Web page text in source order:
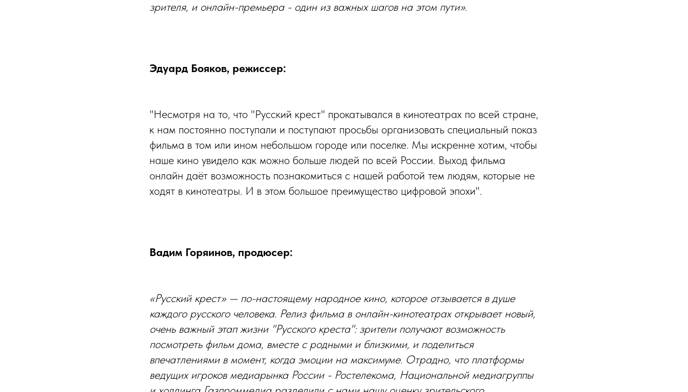
зрителя, и онлайн-премьера - один из важных шагов на этом пути».
Эдуард Бояков, режиссер:
"Несмотря на то, что "Русский крест" прокатывался в кинотеатрах по всей стране,
к нам постоянно поступали и поступают просьбы организовать специальный показ
фильма в том или ином небольшом городе или поселке. Мы искренне хотим, чтобы
наше кино увидело как можно больше людей по всей России. Выход фильма
онлайн даёт возможность познакомиться с нашей работой тем людям, которые не
ходят в кинотеатры. И в этом большое преимущество цифровой эпохи".
Вадим Горяинов, продюсер:
«Русский крест» — по-настоящему народное кино, которое отзывается в душе
каждого русского человека. Релиз фильма в онлайн-кинотеатрах открывает новый,
очень важный этап жизни "Русского креста": зрители получают возможность
посмотреть фильм дома, вместе с родными и близкими, и поделиться
впечатлениями в момент, когда эмоции на максимуме. Отрадно, что платформы
ведущих игроков медиарынка России - Ростелекома, Национальной медиагруппы